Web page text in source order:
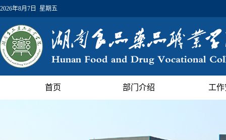
2026年8月7日 星期五
首页 部门介绍 工